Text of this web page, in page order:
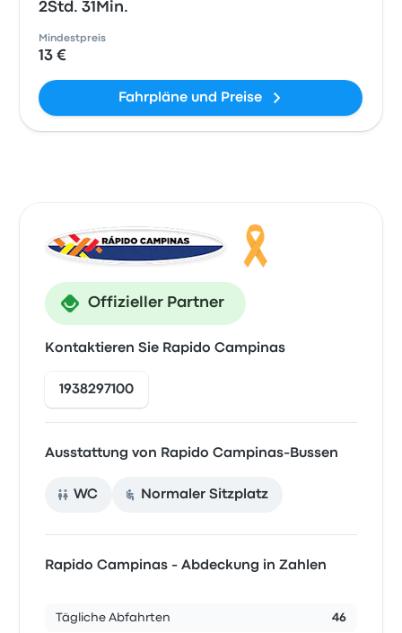
2Std. 31Min.
Mindestpreis
13 €
Fahrpläne und Preise
Offizieller Partner
Kontaktieren Sie Rapido Campinas
1938297100
Ausstattung von Rapido Campinas-Bussen
WC Normaler Sitzplatz
Rapido Campinas - Abdeckung in Zahlen
Tägliche Abfahrten 46